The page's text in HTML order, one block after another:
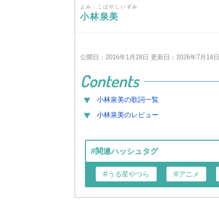
よみ：こばやしいずみ
小林泉美
公開日：2016年1月28日 更新日：2026年7月14日
Contents
小林泉美の歌詞一覧
小林泉美のレビュー
#関連ハッシュタグ
うる星やつら アニメ